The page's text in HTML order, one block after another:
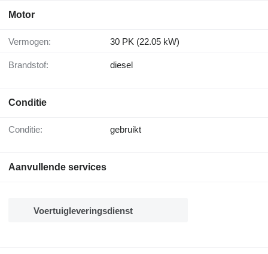
Motor
Vermogen: 30 PK (22.05 kW)
Brandstof: diesel
Conditie
Conditie: gebruikt
Aanvullende services
Voertuigleveringsdienst